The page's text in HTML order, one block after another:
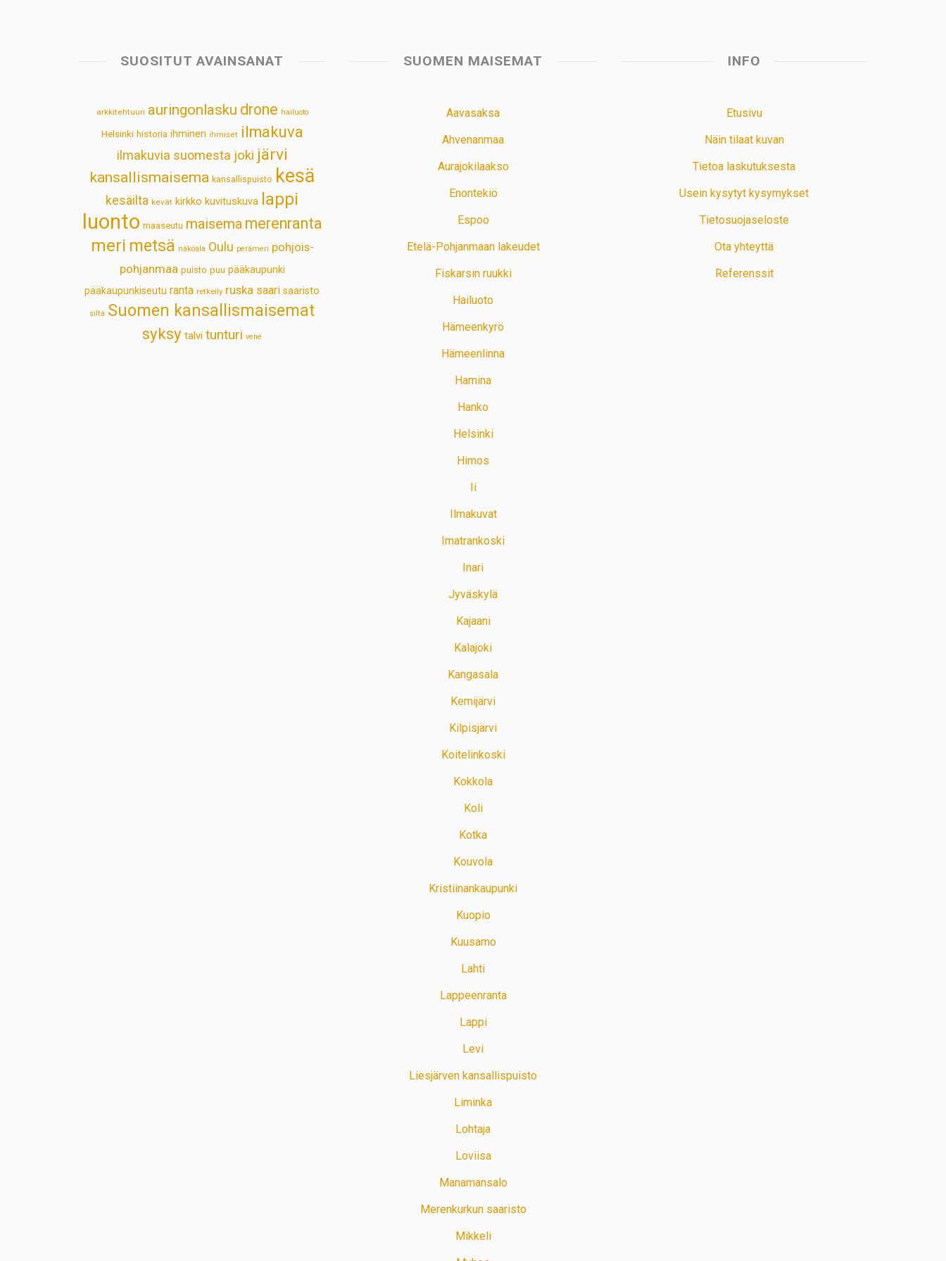
SUOSITUT AVAINSANAT
arkkitehtuuri auringonlasku drone hailuoto
Helsinki historia ihminen ihmiset ilmakuva
ilmakuvia suomesta joki järvi
kansallismaisema kansallispuisto kesä
kesäilta kevät kirkko kuvituskuva lappi
luonto maaseutu maisema merenranta
meri metsä näköala Oulu perämeri pohjois-
pohjanmaa puisto puu pääkaupunki
pääkaupunkiseutu ranta retkeily ruska saari saaristo
silta Suomen kansallismaisemat
syksy talvi tunturi vene
SUOMEN MAISEMAT
Aavasaksa
Ahvenanmaa
Aurajokilaakso
Enontekiö
Espoo
Etelä-Pohjanmaan lakeudet
Fiskarsin ruukki
Hailuoto
Hämeenkyrö
Hämeenlinna
Hamina
Hanko
Helsinki
Himos
Ii
Ilmakuvat
Imatrankoski
Inari
Jyväskylä
Kajaani
Kalajoki
Kangasala
Kemijärvi
Kilpisjärvi
Koitelinkoski
Kokkola
Koli
Kotka
Kouvola
Kristiinankaupunki
Kuopio
Kuusamo
Lahti
Lappeenranta
Lappi
Levi
Liesjärven kansallispuisto
Liminka
Lohtaja
Loviisa
Manamansalo
Merenkurkun saaristo
Mikkeli
INFO
Etusivu
Näin tilaat kuvan
Tietoa laskutuksesta
Usein kysytyt kysymykset
Tietosuojaseloste
Ota yhteyttä
Referenssit